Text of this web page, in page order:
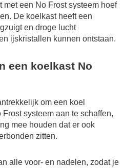
een No Frost systeem hoef
De koelkast heeft een
en droge lucht
ijskristallen kunnen ontstaan.
een koelkast No
om een koel
systeem aan te schaffen,
mee houden dat er ook
zitten.
alle voor- en nadelen, zodat je